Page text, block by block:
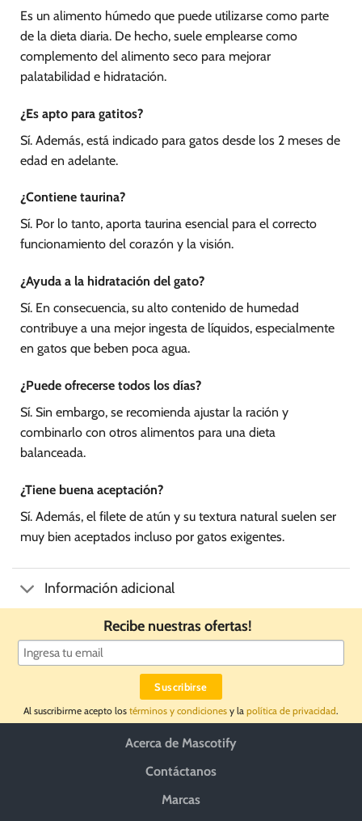
Es un alimento húmedo que puede utilizarse como parte
de la dieta diaria. De hecho, suele emplearse como
complemento del alimento seco para mejorar
palatabilidad e hidratación.
¿Es apto para gatitos?
Sí. Además, está indicado para gatos desde los 2 meses de
edad en adelante.
¿Contiene taurina?
Sí. Por lo tanto, aporta taurina esencial para el correcto
funcionamiento del corazón y la visión.
¿Ayuda a la hidratación del gato?
Sí. En consecuencia, su alto contenido de humedad
contribuye a una mejor ingesta de líquidos, especialmente
en gatos que beben poca agua.
¿Puede ofrecerse todos los días?
Sí. Sin embargo, se recomienda ajustar la ración y
combinarlo con otros alimentos para una dieta
balanceada.
¿Tiene buena aceptación?
Sí. Además, el filete de atún y su textura natural suelen ser
muy bien aceptados incluso por gatos exigentes.
Información adicional
Recibe nuestras ofertas!
Al suscribirme acepto los términos y condiciones y la política de privacidad.
Acerca de Mascotify
Contáctanos
Marcas